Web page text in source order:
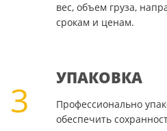
вес, объем груза,
срокам и ценам.
3
УПАКОВКА
Профессионально
обеспечить